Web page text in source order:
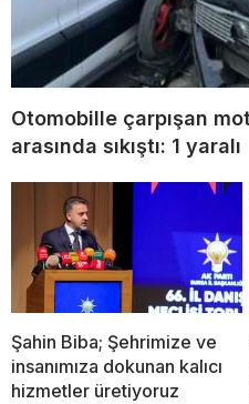
Otomobille çarpışan
arasında sıkıştı: 1 yaralı
Şahin Biba; Şehrimize ve
insanımıza dokunan kalıcı
hizmetler üretiyoruz